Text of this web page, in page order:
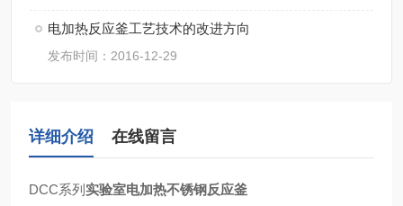
电加热反应釜工艺技术的改进方向
发布时间：2016-12-29
详细介绍 在线留言
DCC系列 实验室电加热不锈钢反应釜